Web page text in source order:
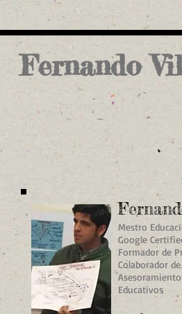
Fernando
Mestro
Google
Formador de
Colaborador
Educativos